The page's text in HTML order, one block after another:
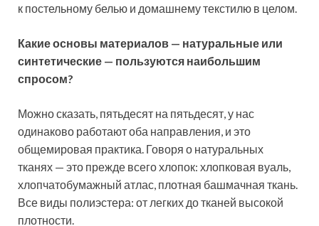
к постельному белью и домашнему текстилю в целом.
Какие основы материалов — натуральные или
синтетические — пользуются наибольшим
спросом?
Можно сказать, пятьдесят на пятьдесят, у нас
одинаково работают оба направления, и это
общемировая практика. Говоря о натуральных
тканях — это прежде всего хлопок: хлопковая вуаль,
хлопчатобумажный атлас, плотная башмачная ткань.
Все виды полиэстера: от легких до тканей высокой
плотности.